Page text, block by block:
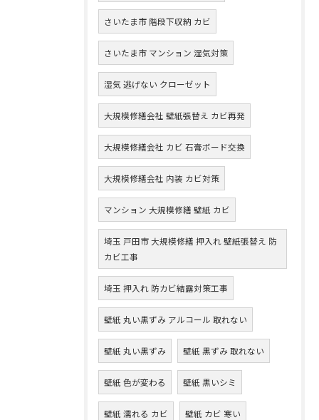
さいたま市 階段下収納 カビ
さいたま市 マンション 湿気対策
湿気 逃げない クローゼット
大規模修繕会社 壁紙張替え カビ再発
大規模修繕会社 カビ 石膏ボード交換
大規模修繕会社 内装 カビ対策
マンション 大規模修繕 壁紙 カビ
埼玉 戸田市 大規模修繕 押入れ 壁紙張替え 防
カビ工事
埼玉 押入れ 防カビ結露対策工事
壁紙 丸い黒ずみ アルコール 取れない
壁紙 丸い黒ずみ 壁紙 黒ずみ 取れない
壁紙 色が変わる 壁紙 黒いシミ
壁紙 濡れる カビ 壁紙 カビ 寒い